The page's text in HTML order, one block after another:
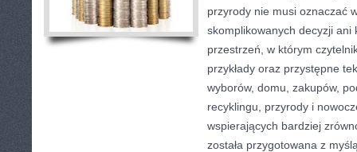
przyrody nie musi oznaczać
skomplikowanych decyzji ani
przestrzeń, w którym
przykłady oraz przystępne
wyborów, domu, zakupów,
recyklingu, przyrody i
wspierających bardziej
została przygotowana z